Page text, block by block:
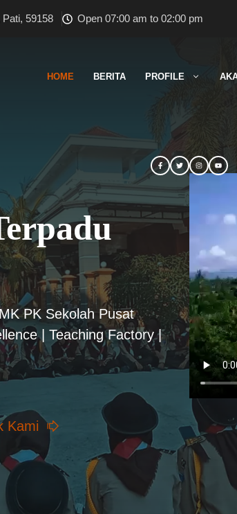
59158 Open 07:00 am to 02:00 pm
HOME BERITA PROFILE
PK Sekolah Pusat
| Teaching Factory |
Kami